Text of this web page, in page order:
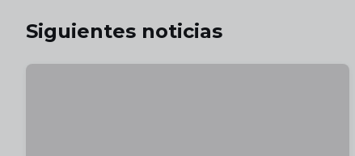
Siguientes noticias